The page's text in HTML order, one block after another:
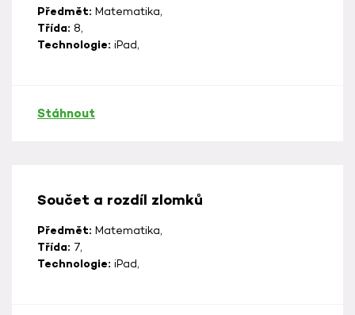
Předmět: Matematika,
Třída: 8,
Technologie: iPad,
Stáhnout
Součet a rozdíl zlomků
Předmět: Matematika,
Třída: 7,
Technologie: iPad,